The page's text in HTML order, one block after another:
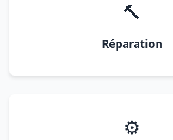
🔨
Réparation
⚙️